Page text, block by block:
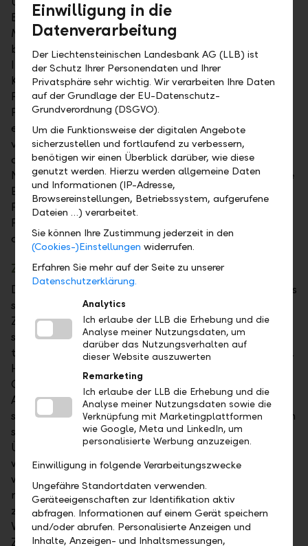
Benutzerkonten und Daten, die nach dem Tod eines
Menschen im Internet weiter bestehen. Dazu zählen
beispielsweise Profile auf sozialen Netzwerken wie
Instagram, E-Mail-Konten, Onlinebanking, Websites,
Konten bei Onlinediensten wie Netflix, Profile bei
Partnervermittlungsbörsen, die Handysignatur,
Fotos, Videos, Musik-dateien und andere
elektronische Dokumente. Der digitale Nachlass ist
vielseitig − die Gefahr der Unübersichtlichkeit steigt
dadurch. Rechtlich gesehen, teilt der digitale
Nachlass das Schicksal des sonstigen Nachlasses. Die
Erben treten als Rechtsnachfolger in alle Rechte,
Pflichten und Rechtsverhältnisse der verstorbenen
Person ein. Das gilt auch für Verträge, die online
abgeschlossen wurden.
Zugang zum Zugang
Damit mit dem digitalen Nachlass das geschieht, was
sich der Erblasser wünscht, sollte den Erben der
Zugang dazu ermöglicht werden. Es ist daher
sinnvoll, bereits zu Lebzeiten Vorkehrungen zu
treffen, sozusagen eine digitale Vorsorge zu erstellen.
Hilfreich ist beispielsweise eine Liste mit allen
Onlinemitgliedschaften, Profilen und sonstigen
Accounts. Auch die Benutzernamen und Passwörter
sollten für die Erben zusammengefasst und an einem
sicheren Ort aufbewahrt werden. Eine solche
Übersicht könnte sogar bei einem Notar hinterlegt
werden. Naturgemäss werden Passwörter immer
wieder gewechselt, was eine stets aktuelle Liste
nahezu verunmöglicht. Eine technische Alternative
zur physischen Liste der Zugangsdaten ist die
Verwendung eines Passwortmanagers, bei dem alle
Zugangsdaten gespeichert und mit einem einzigen
Einwilligung in die
Datenverarbeitung
Der Liechtensteinischen Landesbank AG (LLB) ist
der Schutz Ihrer Personendaten und Ihrer
Privatsphäre sehr wichtig. Wir verarbeiten Ihre Daten
auf der Grundlage der EU-Datenschutz-
Grundverordnung (DSGVO).
Um die Funktionsweise der digitalen Angebote
sicherzustellen und fortlaufend zu verbessern,
benötigen wir einen Überblick darüber, wie diese
genutzt werden. Hierzu werden allgemeine Daten
und Informationen (IP-Adresse,
Browsereinstellungen, Betriebssystem, aufgerufene
Dateien …) verarbeitet.
Sie können Ihre Zustimmung jederzeit in den
(Cookies-)Einstellungen widerrufen.
Erfahren Sie mehr auf der Seite zu unserer
Datenschutzerklärung.
Analytics
Ich erlaube der LLB die Erhebung und die
Analyse meiner Nutzungsdaten, um
darüber das Nutzungsverhalten auf
dieser Website auszuwerten
Remarketing
Ich erlaube der LLB die Erhebung und die
Analyse meiner Nutzungsdaten sowie die
Verknüpfung mit Marketingplattformen
wie Google, Meta und LinkedIn, um
personalisierte Werbung anzuzeigen.
Einwilligung in folgende Verarbeitungszwecke
Ungefähre Standortdaten verwenden.
Geräteeigenschaften zur Identifikation aktiv
abfragen. Informationen auf einem Gerät speichern
und/oder abrufen. Personalisierte Anzeigen und
Inhalte, Anzeigen- und Inhaltsmessungen,